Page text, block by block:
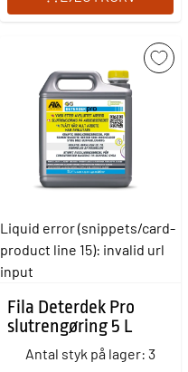
Liquid error (snippets/card-
product line 15): invalid url
input
Fila Deterdek Pro
slutrengøring 5 L
Antal styk på lager: 3